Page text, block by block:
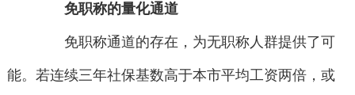
免职称的量化通道
免职称通道的存在，为无职称人群提供了可
能。若连续三年社保基数高于本市平均工资两倍，或